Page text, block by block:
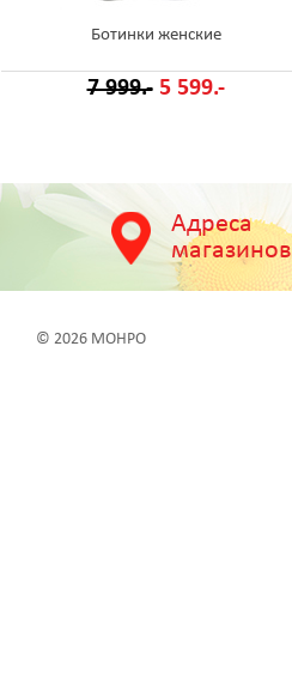
Ботинки женские
7 999.- 5 599.-
Адреса
магазинов
© 2026 МОНРО